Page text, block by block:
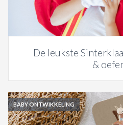
De leukste
&
BABY ONTWIKKELING